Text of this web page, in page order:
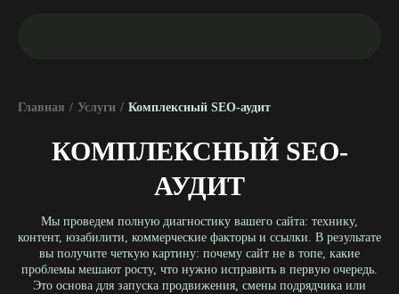
Главная / Услуги / Комплексный SEO-аудит
КОМПЛЕКСНЫЙ SEO-
АУДИТ
Мы проведем полную диагностику вашего сайта: технику,
контент, юзабилити, коммерческие факторы и ссылки. В результате
вы получите четкую картину: почему сайт не в топе, какие
проблемы мешают росту, что нужно исправить в первую очередь.
Это основа для запуска продвижения, смены подрядчика или